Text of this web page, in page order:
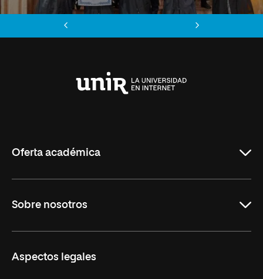
Oferta académica
Másteres Oficiales
Doctorados
Sobre nosotros
Facultades
Aspectos legales